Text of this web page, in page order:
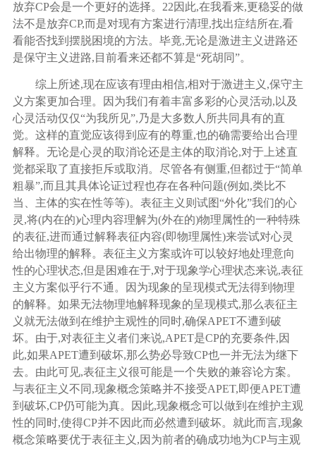
放弃CP会是一个更好的选择。 22因此,在我看来,更稳妥的做
法不是放弃CP,而是对现有方案进行清理,找出症结所在,看
看能否找到摆脱困境的方法。毕竟,无论是激进主义进路还
是保守主义进路,目前看来还都不算是“死胡同”。
综上所述,现在应该有理由相信,相对于激进主义,保守主
义方案更加合理。因为我们有着丰富多彩的心灵活动,以及
心灵活动仅仅“为我所见”,乃是大多数人所共同具有的直
觉。这样的直觉应该得到应有的尊重,也的确需要给出合理
解释。无论是心灵的取消论还是主体的取消论,对于上述直
觉都采取了直接拒斥或取消。尽管各有侧重,但都过于“简单
粗暴”,而且其具体论证过程也存在各种问题(例如,类比不
当、主体的实在性等等)。表征主义则试图“外化”我们的心
灵,将(内在的)心理内容理解为(外在的)物理属性的一种特殊
的表征,进而通过解释表征内容(即物理属性)来尝试对心灵
给出物理的解释。表征主义方案或许可以较好地处理意向
性的心理状态,但是困难在于,对于现象学心理状态来说,表征
主义方案似乎行不通。因为现象的呈现模式无法得到物理
的解释。如果无法物理地解释现象的呈现模式,那么表征主
义就无法做到在维护主观性的同时,确保APET不遭到破
坏。由于,对表征主义者们来说,APET是CP的充要条件,因
此,如果APET遭到破坏,那么势必导致CP也一并无法为继下
去。由此可见,表征主义很可能是一个失败的兼容论方案。
与表征主义不同,现象概念策略并不接受APET,即便APET遭
到破坏,CP仍可能为真。因此,现象概念可以做到在维护主观
性的同时,使得CP并不因此而必然遭到破坏。就此而言,现象
概念策略要优于表征主义,因为前者的确成功地为CP与主观